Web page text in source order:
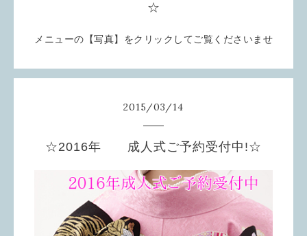
☆
メニューの【写真】をクリックしてご覧くださいませ
2015/03/14
☆2016年 成人式ご予約受付中!☆